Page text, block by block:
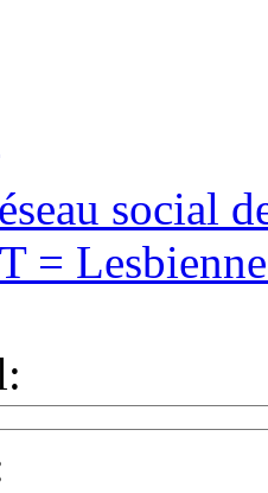
social
=
: